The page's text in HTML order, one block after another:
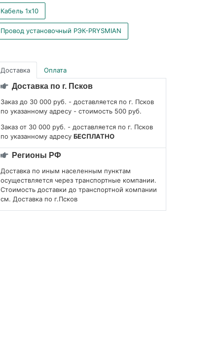
Кабель 1x10
Провод установочный РЭК-PRYSMIAN
Доставка Оплата
Доставка по г. Псков
Заказ до 30 000 руб. - доставляется по г. Псков
по указанному адресу - стоимость 500 руб.
Заказ от 30 000 руб. - доставляется по г. Псков
по указанному адресу БЕСПЛАТНО
Регионы РФ
Доставка по иным населенным пунктам
осуществляется через транспортные компании.
Стоимость доставки до транспортной компании
см. Доставка по г.Псков